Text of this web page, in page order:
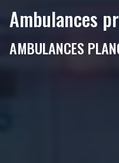
Ambulances
AMBULANCES